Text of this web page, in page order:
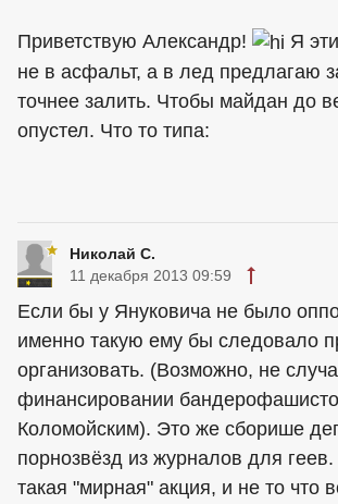
Приветствую Александр!
Я
не в асфальт, а в лед предлагаю
точнее залить. Чтобы майдан до
опустел. Что то типа:
Николай С.
11 декабря 2013 09:59
Если бы у Януковича не было
именно такую ему бы следовало
организовать. (Возможно, не
финансировании
Коломойским). Это же сборише
порнозвёзд из журналов для
такая "мирная" акция, и не то что